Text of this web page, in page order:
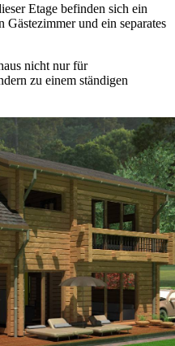
Etage befinden sich ein
und ein separates
nicht nur für
zu einem ständigen